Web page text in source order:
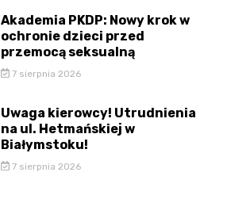
Akademia PKDP: Nowy krok w
ochronie dzieci przed
przemocą seksualną
7 sierpnia 2026
Uwaga kierowcy! Utrudnienia
na ul. Hetmańskiej w
Białymstoku!
7 sierpnia 2026